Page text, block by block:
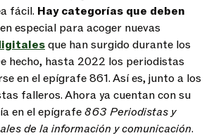
fácil. Hay categorías que deben
especial para acoger nuevas
que han surgido durante los
hecho, hasta 2022 los periodistas
en el epígrafe 861. Así es, junto a los
falleros. Ahora ya cuentan con su
en el epígrafe863 Periodistas y
de la información y comunicación.